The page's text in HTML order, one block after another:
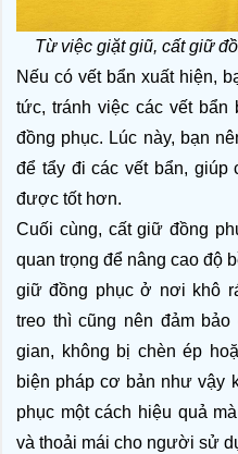
Từ việc giặt giũ, cất giữ
Nếu có vết bẩn xuất hiện,
tức, tránh việc các vết bẩn
đồng phục. Lúc này, bạn
để tẩy đi các vết bẩn, giúp
được tốt hơn.
Cuối cùng, cất giữ đồng
quan trọng để nâng cao độ
giữ đồng phục ở nơi khô
treo thì cũng nên đảm
gian, không bị chèn ép
biện pháp cơ bản như vậy
phục một cách hiệu quả
và thoải mái cho người sử